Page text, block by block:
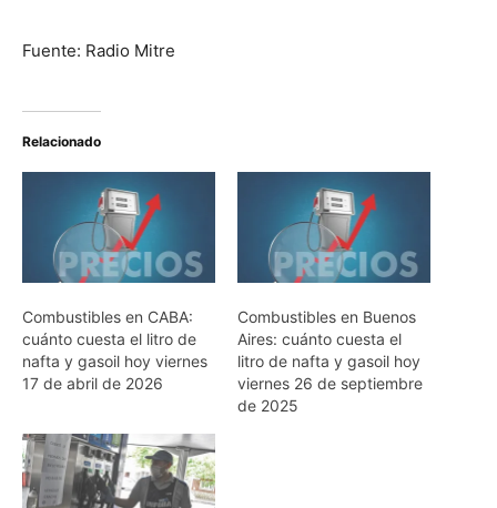
Fuente: Radio Mitre
Relacionado
Combustibles en CABA:
cuánto cuesta el litro de
nafta y gasoil hoy viernes
17 de abril de 2026
Combustibles en Buenos
Aires: cuánto cuesta el
litro de nafta y gasoil hoy
viernes 26 de septiembre
de 2025